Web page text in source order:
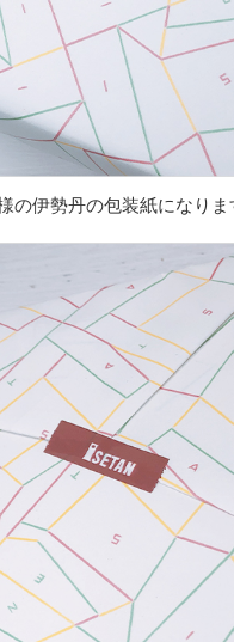
の伊勢丹の包装紙になりま